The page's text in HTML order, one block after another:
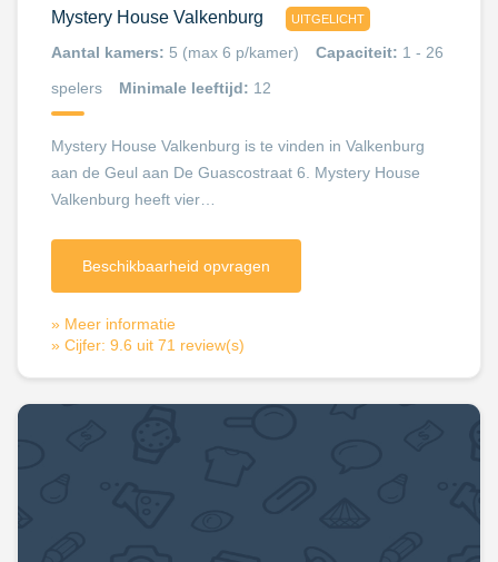
Maastricht’ kun je kleine hapjes erbij krijgen voor 5
euro.
Mystery House Valkenburg UITGELICHT
Aantal kamers: 5 (max 6 p/kamer) Capaciteit: 1 - 26
spelers
Minimale leeftijd: 12
Mystery House Valkenburg is te vinden in Valkenburg
aan de Geul aan De Guascostraat 6. Mystery House
Valkenburg heeft vier…
Beschikbaarheid opvragen
» Meer informatie
» Cijfer: 9.6 uit 71 review(s)